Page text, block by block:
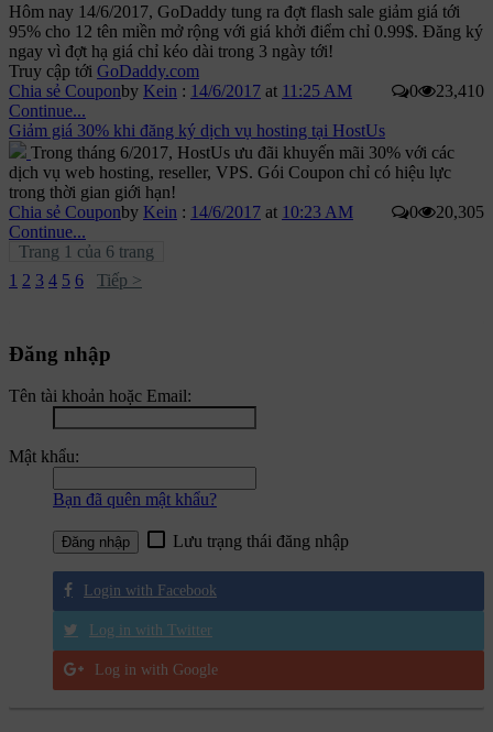
Hôm nay 14/6/2017, GoDaddy tung ra đợt flash sale giảm giá tới
95% cho 12 tên miền mở rộng với giá khởi điểm chỉ 0.99$. Đăng ký
ngay vì đợt hạ giá chỉ kéo dài trong 3 ngày tới!
Truy cập tới GoDaddy.com
Chia sẻ Coupon
0 23,410
by Kein : 14/6/2017 at 11:25 AM
Continue...
Giảm giá 30% khi đăng ký dịch vụ hosting tại HostUs
Trong tháng 6/2017, HostUs ưu đãi khuyến mãi 30% với các
dịch vụ web hosting, reseller, VPS. Gói Coupon chỉ có hiệu lực
trong thời gian giới hạn!
Chia sẻ Coupon
0 20,305
by Kein : 14/6/2017 at 10:23 AM
Continue...
Trang 1 của 6 trang
1 2 3 4 5 6 Tiếp >
Đăng nhập
Tên tài khoản hoặc Email:
Mật khẩu:
Bạn đã quên mật khẩu?
Lưu trạng thái đăng nhập
Login with Facebook
Log in with Twitter
Log in with Google